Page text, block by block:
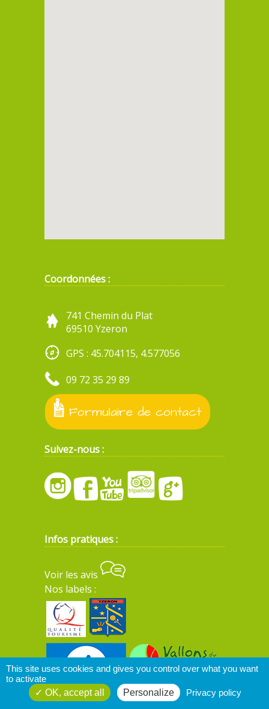
Coordonnées :
741 Chemin du Plat
69510 Yzeron
GPS : 45.704115, 4.577056
09 72 35 29 89
Formulaire de contact
Suivez-nous :
Infos pratiques :
Voir les avis
Nos labels :
This site uses cookies and gives you control over what you want
to activate
OK, accept all
Personalize Privacy policy